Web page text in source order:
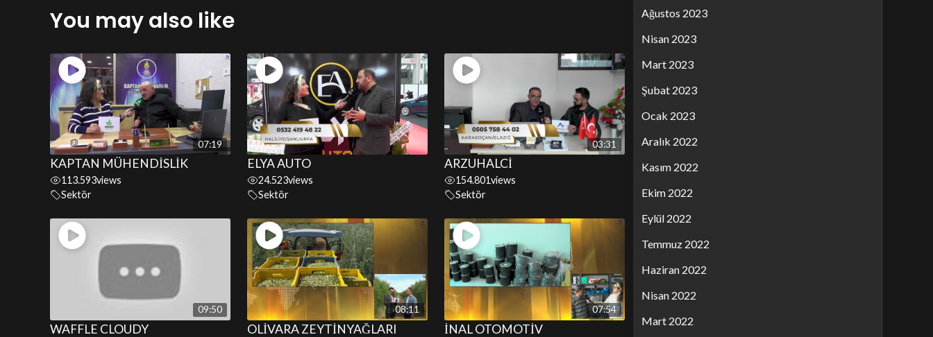
You may also like
07:19
KAPTAN MÜHENDİSLİK
113.593views
Sektör
ELYA AUTO
24.523views
Sektör
03:31
ARZUHALCİ
154.801views
Sektör
09:50
WAFFLE CLOUDY
08:11
OLİVARA ZEYTİNYAĞLARI
07:54
İNAL OTOMOTİV
Ağustos 2023
Nisan 2023
Mart 2023
Şubat 2023
Ocak 2023
Aralık 2022
Kasım 2022
Ekim 2022
Eylül 2022
Temmuz 2022
Haziran 2022
Nisan 2022
Mart 2022